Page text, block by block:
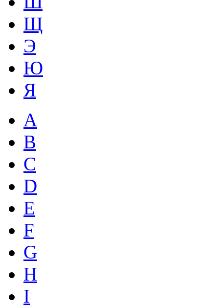
Щ
Э
Ю
Я
A
B
C
D
E
F
G
H
I